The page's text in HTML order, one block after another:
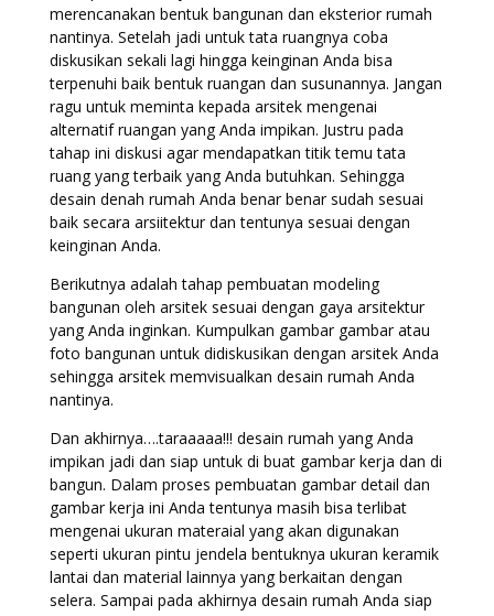
merencanakan bentuk bangunan dan eksterior rumah
nantinya. Setelah jadi untuk tata ruangnya coba
diskusikan sekali lagi hingga keinginan Anda bisa
terpenuhi baik bentuk ruangan dan susunannya. Jangan
ragu untuk meminta kepada arsitek mengenai
alternatif ruangan yang Anda impikan. Justru pada
tahap ini diskusi agar mendapatkan titik temu tata
ruang yang terbaik yang Anda butuhkan. Sehingga
desain denah rumah Anda benar benar sudah sesuai
baik secara arsiitektur dan tentunya sesuai dengan
keinginan Anda.
Berikutnya adalah tahap pembuatan modeling
bangunan oleh arsitek sesuai dengan gaya arsitektur
yang Anda inginkan. Kumpulkan gambar gambar atau
foto bangunan untuk didiskusikan dengan arsitek Anda
sehingga arsitek memvisualkan desain rumah Anda
nantinya.
Dan akhirnya….taraaaaa!!! desain rumah yang Anda
impikan jadi dan siap untuk di buat gambar kerja dan di
bangun. Dalam proses pembuatan gambar detail dan
gambar kerja ini Anda tentunya masih bisa terlibat
mengenai ukuran materaial yang akan digunakan
seperti ukuran pintu jendela bentuknya ukuran keramik
lantai dan material lainnya yang berkaitan dengan
selera. Sampai pada akhirnya desain rumah Anda siap